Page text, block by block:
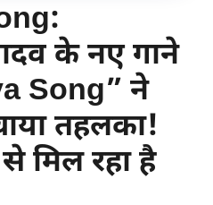
के नए गाने
Song” ने
तहलका!
मिल रहा है